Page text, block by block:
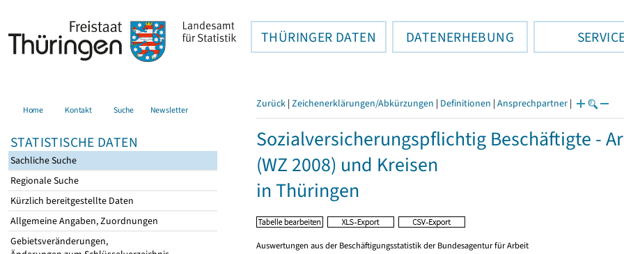
THÜRINGER DATEN DATENERHEBUNG
Home Kontakt Suche Newsletter
STATISTISCHE DATEN
Sachliche Suche
Regionale Suche
Kürzlich bereitgestellte Daten
Allgemeine Angaben, Zuordnungen
Gebietsveränderungen,
Zurück | Zeichenerklärungen/Abkürzungen | Definitionen | Ansprechpartner |
Sozialversicherungspflichtig Beschäftigte -
(WZ 2008) und Kreisen
in Thüringen
Auswertungen aus der Beschäftigungsstatistik der Bundesagentur für Arbeit